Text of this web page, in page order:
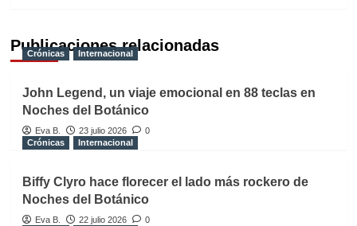
Publicaciones relacionadas
Crónicas Internacional
John Legend, un viaje emocional en 88 teclas en
Noches del Botánico
Eva B. 23 julio 2026
0
Crónicas
Internacional
Biffy Clyro hace florecer el lado más rockero de
Noches del Botánico
Eva B. 22 julio 2026
0